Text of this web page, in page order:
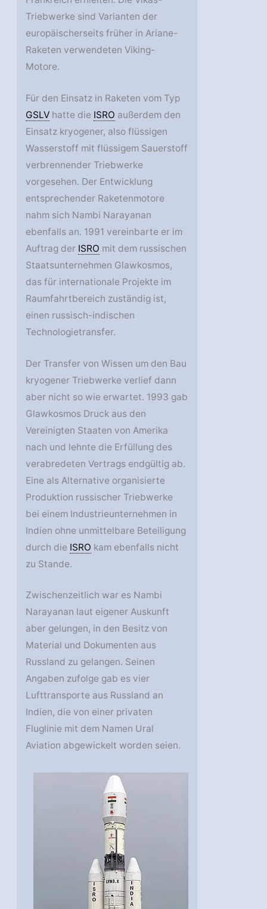
Triebwerke sind Varianten der
europäischerseits früher in Ariane-
Raketen verwendeten Viking-
Motore.
Für den Einsatz in Raketen vom Typ
GSLV hatte die ISRO außerdem den
Einsatz kryogener, also flüssigen
Wasserstoff mit flüssigem Sauerstoff
verbrennender Triebwerke
vorgesehen. Der Entwicklung
entsprechender Raketenmotore
nahm sich Nambi Narayanan
ebenfalls an. 1991 vereinbarte er im
Auftrag der ISRO mit dem russischen
Staatsunternehmen Glawkosmos,
das für internationale Projekte im
Raumfahrtbereich zuständig ist,
einen russisch-indischen
Technologietransfer.
Der Transfer von Wissen um den Bau
kryogener Triebwerke verlief dann
aber nicht so wie erwartet. 1993 gab
Glawkosmos Druck aus den
Vereinigten Staaten von Amerika
nach und lehnte die Erfüllung des
verabredeten Vertrags endgültig ab.
Eine als Alternative organisierte
Produktion russischer Triebwerke
bei einem Industrieunternehmen in
Indien ohne unmittelbare Beteiligung
durch die ISRO kam ebenfalls nicht
zu Stande.
Zwischenzeitlich war es Nambi
Narayanan laut eigener Auskunft
aber gelungen, in den Besitz von
Material und Dokumenten aus
Russland zu gelangen. Seinen
Angaben zufolge gab es vier
Lufttransporte aus Russland an
Indien, die von einer privaten
Fluglinie mit dem Namen Ural
Aviation abgewickelt worden seien.